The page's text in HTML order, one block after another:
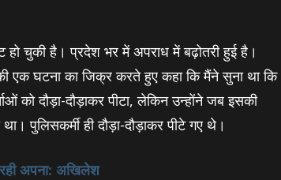
चुकी है। प्रदेश भर में अपराध में बढ़ोतरी हुई है।
की एक घटना का जिक्र करते हुए कहा कि मैंने सुना था कि
को दौड़ा-दौड़ाकर पीटा, लेकिन उन्होंने जब इसकी
पुलिसकर्मी ही दौड़ा-दौड़ाकर पीटे गए थे।
रही अपना: अखिलेश